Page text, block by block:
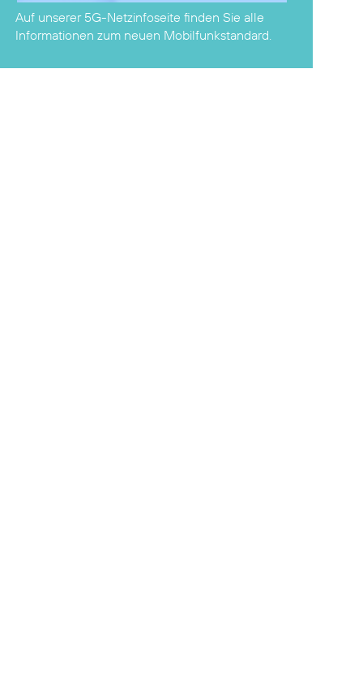
Auf unserer 5G-Netzinfoseite finden Sie alle
Informationen zum neuen Mobilfunkstandard.